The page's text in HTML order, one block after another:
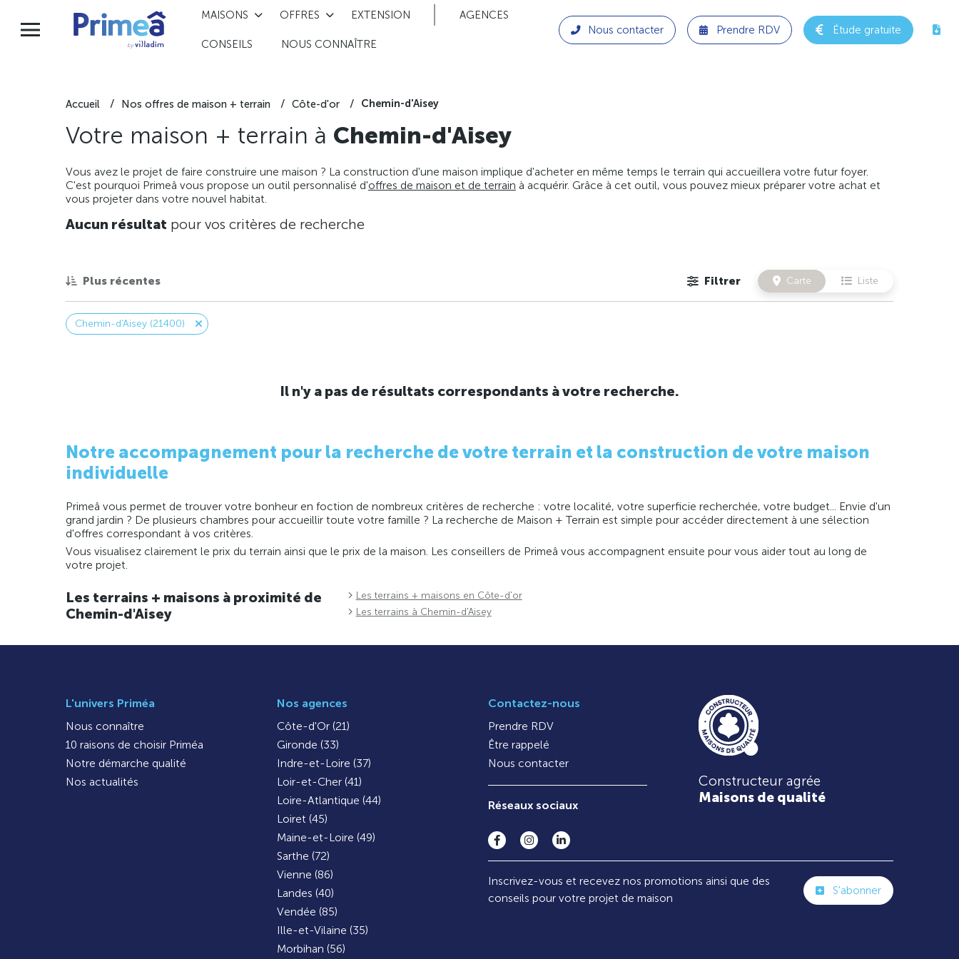
MAISONS OFFRES EXTENSION AGENCES
CONSEILS NOUS CONNAÎTRE
Nous contacter Prendre RDV Étude gratuite
Accueil Nos offres de maison + terrain Côte-d'or Chemin-d'Aisey
Votre maison + terrain à Chemin-d'Aisey
Vous avez le projet de faire construire une maison ? La construction d'une maison implique d'acheter en même temps le terrain qui accueillera votre futur foyer.
C'est pourquoi Primeâ vous propose un outil personnalisé d'offres de maison et de terrain à acquérir. Grâce à cet outil, vous pouvez mieux préparer votre achat et
vous projeter dans votre nouvel habitat.
Aucun résultat pour vos critères de recherche
Plus récentes Filtrer Carte Liste
Chemin-d'Aisey (21400)
Il n'y a pas de résultats correspondants à votre recherche.
Notre accompagnement pour la recherche de votre terrain et la construction de votre maison
individuelle
Primeâ vous permet de trouver votre bonheur en foction de nombreux critères de recherche : votre localité, votre superficie recherchée, votre budget... Envie d'un
grand jardin ? De plusieurs chambres pour accueillir toute votre famille ? La recherche de Maison + Terrain est simple pour accéder directement à une sélection
d'offres correspondant à vos critères.
Vous visualisez clairement le prix du terrain ainsi que le prix de la maison. Les conseillers de Primeâ vous accompagnent ensuite pour vous aider tout au long de
votre projet.
Les terrains + maisons à proximité de
Chemin-d'Aisey
Les terrains + maisons en Côte-d'or
Les terrains à Chemin-d'Aisey
L'univers Priméa
Nous connaître
10 raisons de choisir Priméa
Notre démarche qualité
Nos actualités
Nos agences
Côte-d'Or (21)
Gironde (33)
Indre-et-Loire (37)
Loir-et-Cher (41)
Loire-Atlantique (44)
Loiret (45)
Maine-et-Loire (49)
Sarthe (72)
Vienne (86)
Landes (40)
Vendée (85)
Ille-et-Vilaine (35)
Morbihan (56)
Contactez-nous
Prendre RDV
Être rappelé
Nous contacter
Réseaux sociaux
Constructeur agrée
Maisons de qualité
Inscrivez-vous et recevez nos promotions ainsi que des
conseils pour votre projet de maison
S'abonner